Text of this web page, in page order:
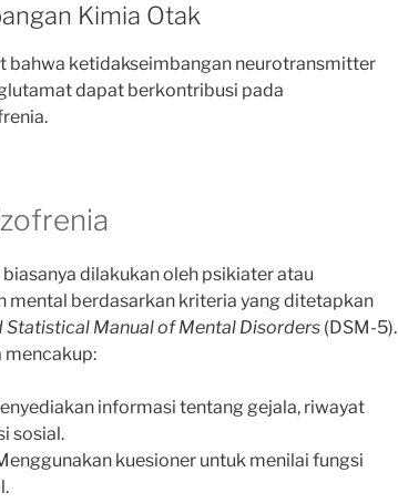
Kimia Otak
bahwa ketidakseimbangan neurotransmitter
dapat berkontribusi pada
dilakukan oleh psikiater atau
mental berdasarkan kriteria yang ditetapkan
Statistical Manual of Mental Disorders (DSM-5).
mencakup:
informasi tentang gejala, riwayat
sosial.
kuesioner untuk menilai fungsi